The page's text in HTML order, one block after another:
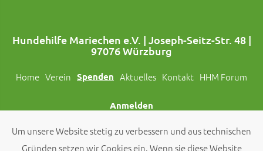
Hundehilfe Mariechen e.V. | Joseph-Seitz-Str. 48 |
97076 Würzburg
Home Verein Spenden Aktuelles Kontakt HHM Forum
Anmelden
Folgt uns auch auf Social Media!
Um unsere Website stetig zu verbessern und aus technischen
Gründen setzen wir Cookies ein. Wenn sie diese Website